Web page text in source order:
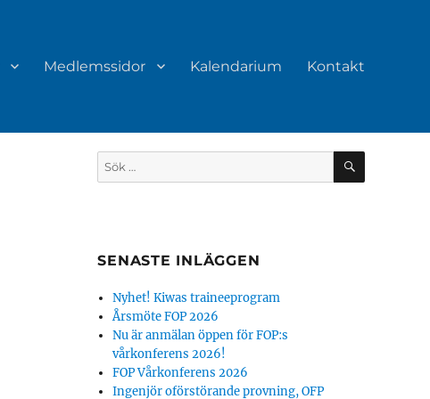
Medlemssidor Kalendarium Kontakt
Sök
efter:
SÖK
SENASTE INLÄGGEN
Nyhet! Kiwas traineeprogram
Årsmöte FOP 2026
Nu är anmälan öppen för FOP:s
vårkonferens 2026!
FOP Vårkonferens 2026
Ingenjör oförstörande provning, OFP